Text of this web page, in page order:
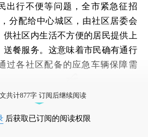
出行不便等问题，全市紧急征招
分配给中心城区，由社区居委会
供社区内生活不方便的居民提供上
送餐服务。这意味着市民确有通行
过各社区配备的应急车辆保障需
共计877字 订阅后继续阅读
后获取已订阅的阅读权限